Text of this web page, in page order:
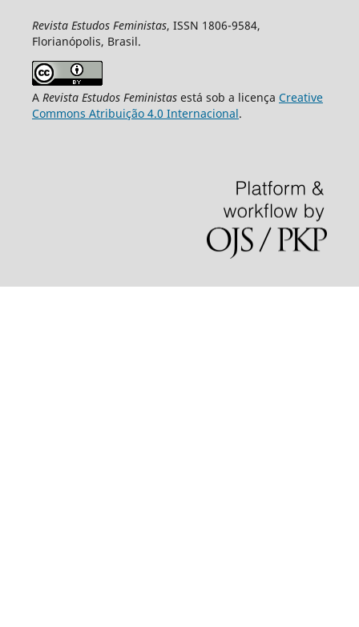
Revista Estudos Feministas, ISSN 1806-9584,
Florianópolis, Brasil.
A Revista Estudos Feministasestá sob a licença Creative
Commons Atribuição 4.0 Internacional.